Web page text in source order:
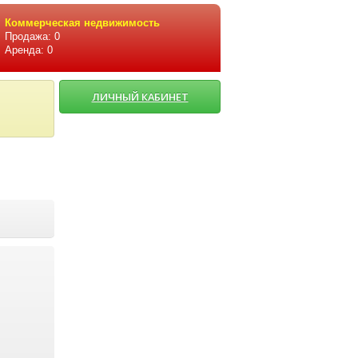
Коммерческая недвижимость
Продажа: 0
Аренда: 0
ЛИЧНЫЙ КАБИНЕТ